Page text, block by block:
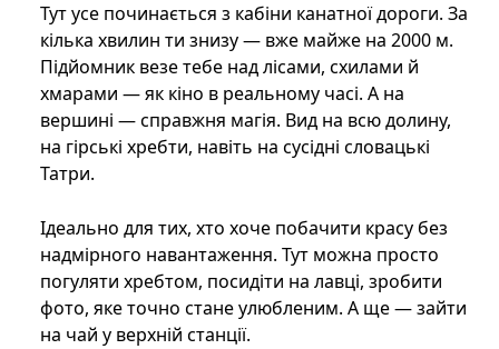
Тут усе починається з кабіни канатної дороги. За
кілька хвилин ти знизу — вже майже на 2000 м.
Підйомник везе тебе над лісами, схилами й
хмарами — як кіно в реальному часі. А на
вершині — справжня магія. Вид на всю долину,
на гірські хребти, навіть на сусідні словацькі
Татри.
Ідеально для тих, хто хоче побачити красу без
надмірного навантаження. Тут можна просто
погуляти хребтом, посидіти на лавці, зробити
фото, яке точно стане улюбленим. А ще — зайти
на чай у верхній станції.